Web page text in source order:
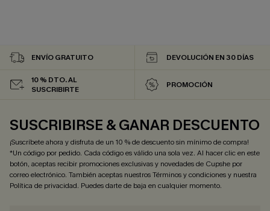
ENVÍO GRATUITO DEVOLUCIÓN EN 30 DÍAS
10 % DTO. AL
SUSCRIBIRTE
PROMOCIÓN
SUSCRIBIRSE & GANAR DESCUENTO
¡Suscríbete ahora y disfruta de un 10 % de descuento sin mínimo de compra!
*Un código por pedido. Cada código es válido una sola vez. Al hacer clic en este
botón, aceptas recibir promociones exclusivas y novedades de Cupshe por
correo electrónico. También aceptas nuestrosTérminos y condicionesy nuestra
Política de privacidad. Puedes darte de baja en cualquier momento.